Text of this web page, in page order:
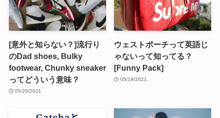
[意外と知らない？]流行り
のDad shoes, Bulky
footwear, Chunky sneaker
ってどういう意味？
05/20/2021
ウェストポーチって英語じ
ゃないって知ってる？
[Funny Pack]
05/19/2021